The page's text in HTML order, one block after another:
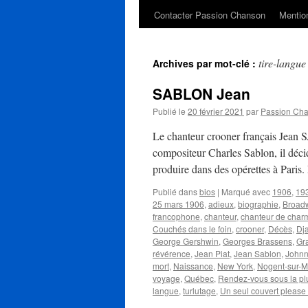
Contacter Passion Chanson
Archives par mot-clé : tire-langue
SABLON Jean
Publié le 20 février 2021 par Passion
Le chanteur crooner français Jean
compositeur Charles Sablon, il
produire dans des opérettes à
Publié dansbios | Marqué avec 1906,
25 mars 1906, adieux, biographie,
francophone, chanteur, chanteur de
Couchés dans le foin, crooner, Décès,
George Gershwin, Georges Brassens,
révérence, Jean Piat, Jean Sablon,
mort, Naissance, New York, Nogent-sur-
voyage, Québec, Rendez-vous sous la
langue, turlutage, Un seul couvert